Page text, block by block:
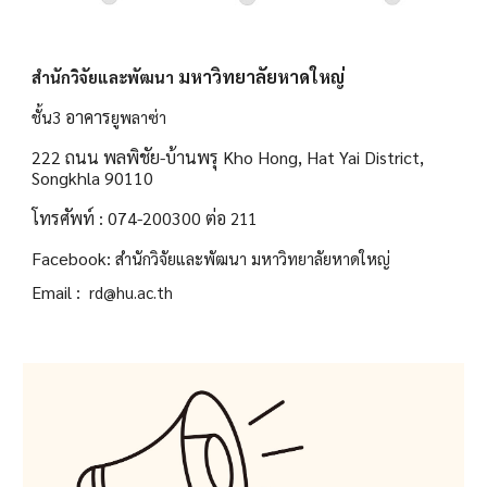
สำนักวิจัยและพัฒนา มหาวิทยาลัยหาดใหญ่
ชั้น3 อาคารยูพลาซ่า
222 ถนน พลพิชัย-บ้านพรุ Kho Hong, Hat Yai District,
Songkhla 90110
โทรศัพท์ : 074-200300 ต่อ 211
Facebook:สำนักวิจัยและพัฒนา มหาวิทยาลัยหาดใหญ่
Email :rd@hu.ac.th